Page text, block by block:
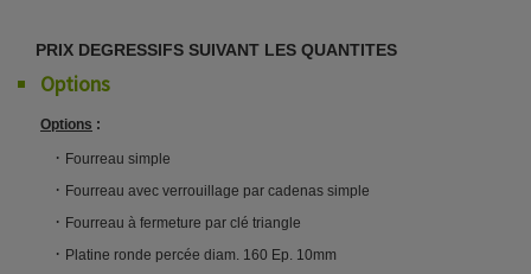
PRIX DEGRESSIFS SUIVANT LES QUANTITES
Options
Options :
· Fourreau simple
· Fourreau avec verrouillage par cadenas simple
· Fourreau à fermeture par clé triangle
· Platine ronde percée diam. 160 Ep. 10mm